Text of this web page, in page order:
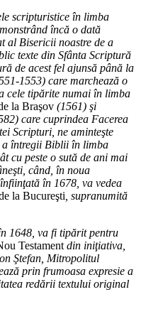
scripturistice în limba
încă o dată
al Bisericii noastre de a
texte din Sfânta Scriptură
de acest fel ajunsă până la
1553) care marchează o
cele tipărite numai în limba
la Braşov (1561) şi
care cuprindea Facerea
Scripturi, ne aminteşte
a întregii Biblii în limba
cu peste o sută de ani mai
când, în noua
în 1678, va vedea
la Bucureşti , supranumită
1648, va fi tipărit pentru
Testament din iniţiativa,
Ştefan, Mitropolitul
prin frumoasa expresie a
redării textului original